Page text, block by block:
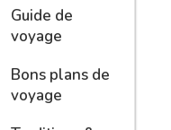
Guide de
voyage
Bons plans de
voyage